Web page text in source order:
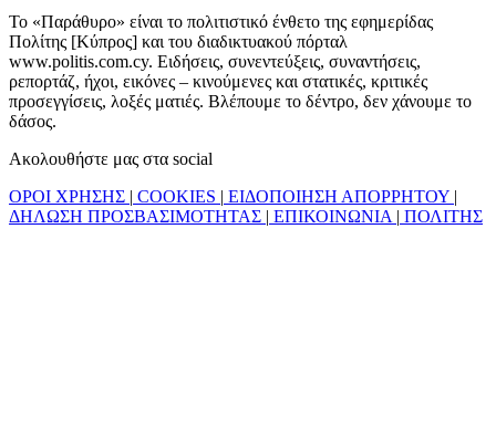
Το «Παράθυρο» είναι το πολιτιστικό ένθετο της εφημερίδας
Πολίτης [Κύπρος] και του διαδικτυακού πόρταλ
www.politis.com.cy. Ειδήσεις, συνεντεύξεις, συναντήσεις,
ρεπορτάζ, ήχοι, εικόνες – κινούμενες και στατικές, κριτικές
προσεγγίσεις, λοξές ματιές. Βλέπουμε το δέντρο, δεν χάνουμε το
δάσος.
Ακολουθήστε μας στα social
ΟΡΟΙ ΧΡΗΣΗΣ | COOKIES | ΕΙΔΟΠΟΙΗΣΗ ΑΠΟΡΡΗΤΟΥ |
ΔΗΛΩΣΗ ΠΡΟΣΒΑΣΙΜΟΤΗΤΑΣ | ΕΠΙΚΟΙΝΩΝΙΑ | ΠΟΛΙΤΗΣ